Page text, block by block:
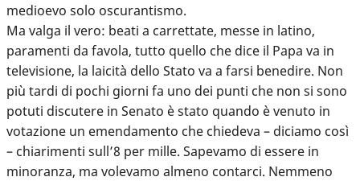
medioevo solo oscurantismo.
Ma valga il vero: beati a carrettate, messe in latino,
paramenti da favola, tutto quello che dice il Papa va in
televisione, la laicità dello Stato va a farsi benedire. Non
più tardi di pochi giorni fa uno dei punti che non si sono
potuti discutere in Senato è stato quando è venuto in
votazione un emendamento che chiedeva – diciamo così
– chiarimenti sull’8 per mille. Sapevamo di essere in
minoranza, ma volevamo almeno contarci. Nemmeno